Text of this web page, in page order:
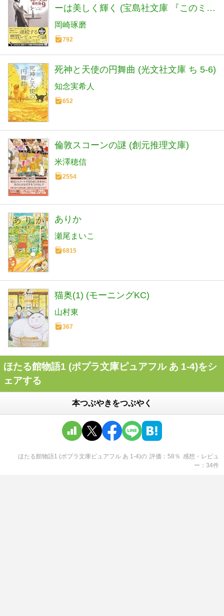
ーは美しく輝く (宝島社文庫 『このミ
ス』大賞シリーズ)
岡崎琢磨
792
死神と天使の円舞曲 (光文社文庫 ち 5-6)
知念実希人
652
倫敦スコーンの謎 (創元推理文庫)
米澤穂信
2554
ありか
瀬尾まいこ
6815
猫奥(1) (モーニングKC)
山村東
367
ほたる館物語1 (ポプラ文庫ピュアフル あ 1‐4)をシ
ェアする
本つぶやきをつぶやく
ほたる館物語1 (ポプラ文庫ピュアフル あ 1‐4)の 評価 58 ％ 感想・レビュ
ー
34件